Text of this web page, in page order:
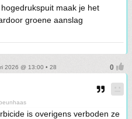
maak je het
groene aanslag
2026 @ 13:00 • 28
is overigens verboden ze